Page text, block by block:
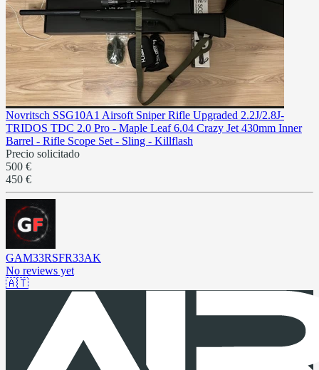
Novritsch SSG10A1 Airsoft Sniper Rifle Upgraded 2.2J/2.8J-
TRIDOS TDC 2.0 Pro - Maple Leaf 6.04 Crazy Jet 430mm Inner
Barrel - Rifle Scope Set - Sling - Killflash
Precio solicitado
500 €
450 €
GAM33RSFR33AK
No reviews yet
🇦🇹